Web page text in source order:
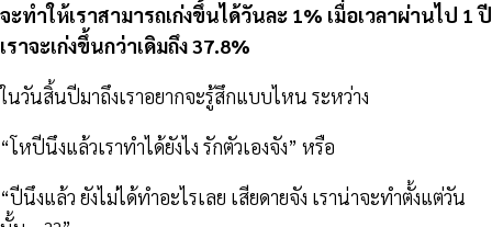
จะทำให้เราสามารถเก่งขึ้นได้วันละ 1% เมื่อเวลาผ่านไป 1 ปี
เราจะเก่งขึ้นกว่าเดิมถึง 37.8%
ในวันสิ้นปีมาถึงเราอยากจะรู้สึกแบบไหน ระหว่าง
“โหปีนึงแล้วเราทำได้ยังไง รักตัวเองจัง” หรือ
“ปีนึงแล้ว ยังไม่ได้ทำอะไรเลย เสียดายจัง เราน่าจะทำตั้งแต่วัน